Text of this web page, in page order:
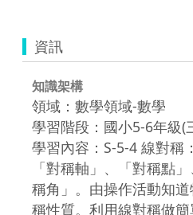
資訊
知識架構
領域：數學領域-數學
學習階段：國小5-6年級(
學習內容：S-5-4 線對稱
「對稱軸」、「對稱點
稱角」。由操作活動知
稱性質。利用線對稱做